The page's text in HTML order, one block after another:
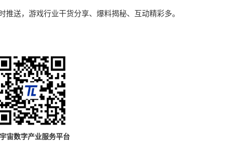
送，游戏行业干货分享、爆料揭秘、互动精彩多。
宙数字产业服务平台